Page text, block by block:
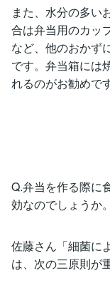
また、水分の多い
合は弁当用のカッ
など、他のおかず
です。弁当箱には
れるのがお勧めで
Q.弁当を作る際に
効なのでしょうか
佐藤さん「細菌に
は、次の三原則が